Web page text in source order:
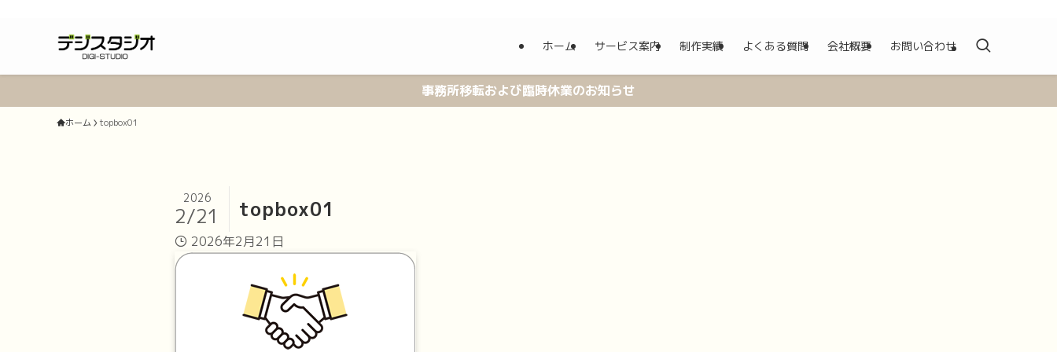
ホーム サービス案内 制作実績 よくある質問 会社概要 お問い合わせ
事務所移転および臨時休業のお知らせ
ホーム topbox01
topbox01
2026
2/21
2026年2月21日